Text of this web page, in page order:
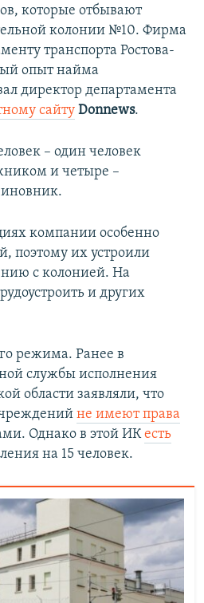
которые отбывают
колонии №10. Фирма
транспорта Ростова-
опыт найма
директор департамента
сайту Donnews.
– один человек
и четыре –
компании особенно
поэтому их устроили
с колонией. На
и других
режима. Ранее в
службы исполнения
области заявляли, что
не имеют права
Однако в этой ИКесть
на 15 человек.